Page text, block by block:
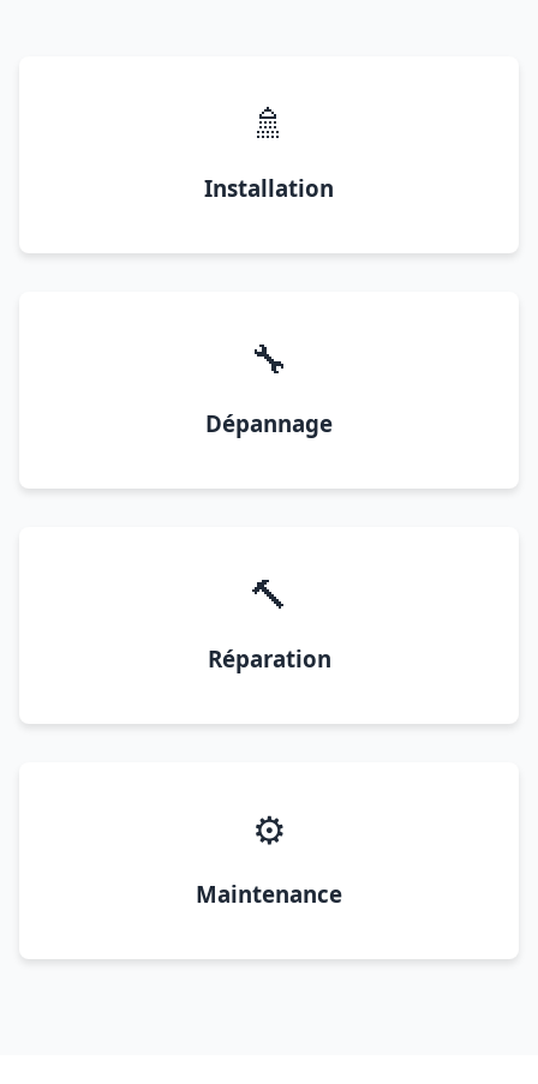
🚿
Installation
🔧
Dépannage
🔨
Réparation
⚙️
Maintenance